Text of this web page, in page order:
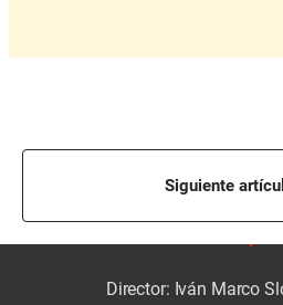
Siguiente
Director: Iván Marco